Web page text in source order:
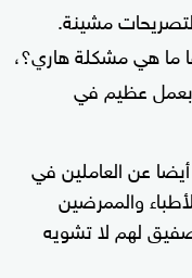
مشينة.
ما هي مشكلة هاري؟،
بعمل عظيم في
عن العاملين في
والممرضين
لهم لا تشويه